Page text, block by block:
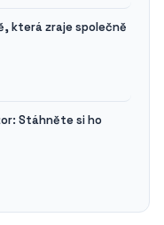
která zraje společně
Stáhněte si ho